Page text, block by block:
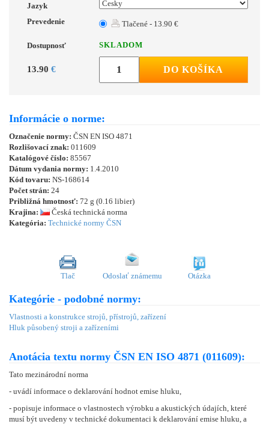
Jazyk
Prevedenie
Tlačené - 13.90 €
Dostupnosť SKLADOM
13.90 € DO KOŠÍKA
Informácie o norme:
Označenie normy: ČSN EN ISO 4871
Rozlišovací znak: 011609
Katalógové číslo: 85567
Dátum vydania normy: 1.4.2010
Kód tovaru: NS-168614
Počet strán: 24
Približná hmotnosť: 72 g (0.16 libier)
Krajina:
Česká technická norma
Kategória: Technické normy ČSN
Tlač Odoslať známemu Otázka
Kategórie - podobné normy:
Vlastnosti a konstrukce strojů, přístrojů, zařízení
Hluk působený stroji a zařízeními
Anotácia textu normy ČSN EN ISO 4871 (011609):
Tato mezinárodní norma
- uvádí informace o deklarování hodnot emise hluku,
- popisuje informace o vlastnostech výrobku a akustických údajích, které
musí být uvedeny v technické dokumentaci k deklarování emise hluku, a